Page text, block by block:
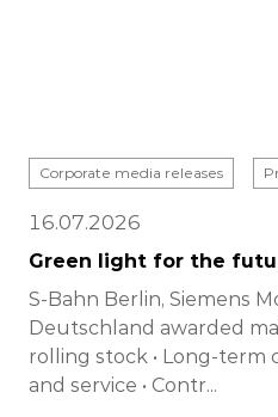
Corporate media releases
16.07.2026
Green light for the
S-Bahn Berlin, Siemens
Deutschland awarded
rolling stock • Long-term
and service • Contr...